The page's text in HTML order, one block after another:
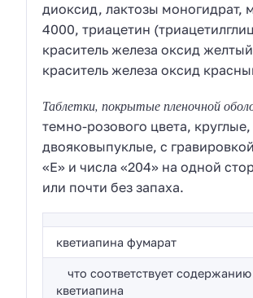
диоксид, лактозы моногидрат,
4000, триацетин
краситель железа оксид
краситель железа оксид
Таблетки, покрытые пленочной
темно-розового цвета, круглые,
двояковыпуклые, с
«E» и числа «204» на одной
или почти без запаха.
кветиапина фумарат
что соответствует содержанию
кветиапина